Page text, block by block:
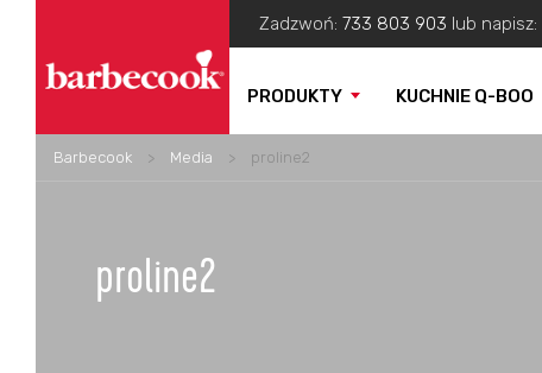
Zadzwoń: 733 803 903 lub napisz:
PRODUKTY KUCHNIE Q-BOO
Barbecook > Media > proline2
proline2